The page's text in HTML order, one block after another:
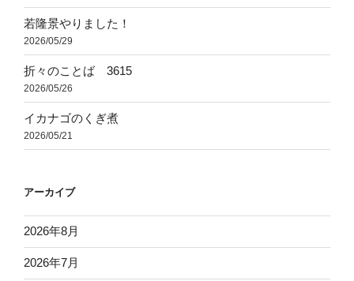
若隆景やりました！
2026/05/29
折々のことば 3615
2026/05/26
イカナゴのくぎ煮
2026/05/21
アーカイブ
2026年8月
2026年7月